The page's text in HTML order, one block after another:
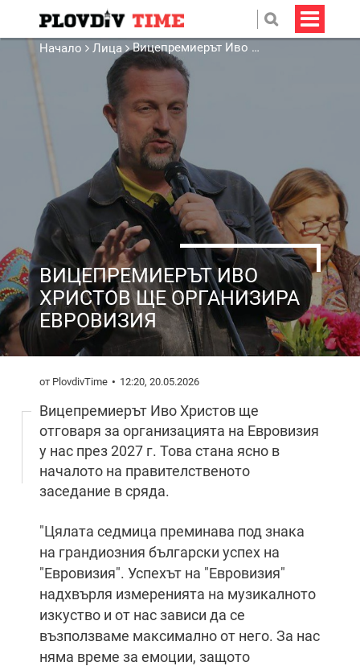
Начало Лица Вицепремиерът Иво Христов ще организира Евровизия
ВИЦЕПРЕМИЕРЪТ ИВО
ХРИСТОВ ЩЕ ОРГАНИЗИРА
ЕВРОВИЗИЯ
от PlovdivTime 12:20, 20.05.2026
Вицепремиерът Иво Христов ще
отговаря за организацията на Евровизия
у нас през 2027 г. Това стана ясно в
началото на правителственото
заседание в сряда.
"Цялата седмица преминава под знака
на грандиозния български успех на
"Евровизия". Успехът на "Евровизия"
надхвърля измеренията на музикалното
изкуство и от нас зависи да се
възползваме максимално от него. За нас
няма време за емоции, защото